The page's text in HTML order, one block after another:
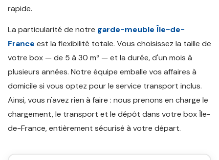
rapide.
La particularité de notre garde-meuble Île-de-
France est la flexibilité totale. Vous choisissez la taille de
votre box — de 5 à 30 m³ — et la durée, d'un mois à
plusieurs années. Notre équipe emballe vos affaires à
domicile si vous optez pour le service transport inclus.
Ainsi, vous n'avez rien à faire : nous prenons en charge le
chargement, le transport et le dépôt dans votre box Île-
de-France, entièrement sécurisé à votre départ.